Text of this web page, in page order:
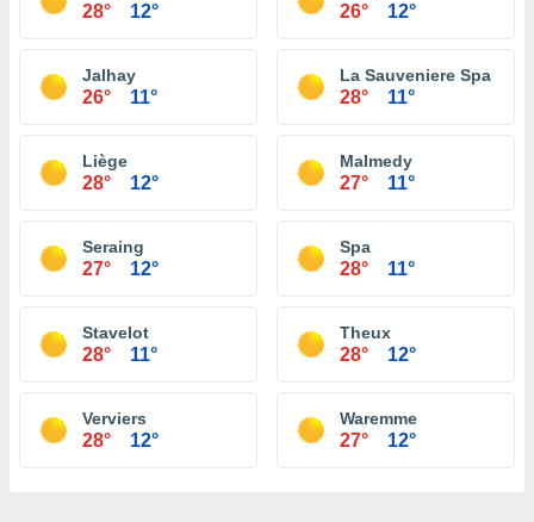
28° 12° 26° 12°
Jalhay
26° 11°
La Sauveniere Spa
28° 11°
Liège
28° 12°
Malmedy
27° 11°
Seraing
27° 12°
Spa
28° 11°
Stavelot
28° 11°
Theux
28° 12°
Verviers
28° 12°
Waremme
27° 12°